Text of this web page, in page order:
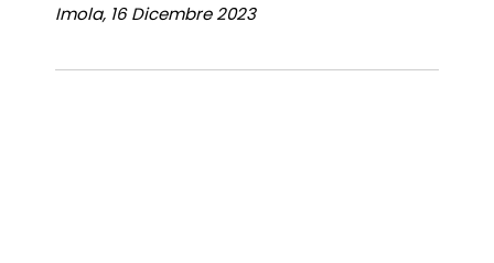
Imola, 16 Dicembre 2023